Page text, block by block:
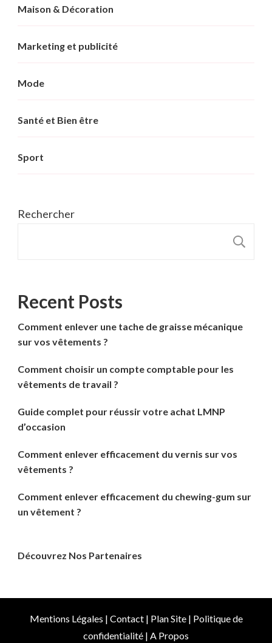
Maison & Décoration
Marketing et publicité
Mode
Santé et Bien être
Sport
Rechercher
Recent Posts
Comment enlever une tache de graisse mécanique
sur vos vêtements ?
Comment choisir un compte comptable pour les
vêtements de travail ?
Guide complet pour réussir votre achat LMNP
d’occasion
Comment enlever efficacement du vernis sur vos
vêtements ?
Comment enlever efficacement du chewing-gum sur
un vêtement ?
Découvrez Nos Partenaires
Mentions Légales | Contact| Plan Site| Politique de
confidentialité | A Propos